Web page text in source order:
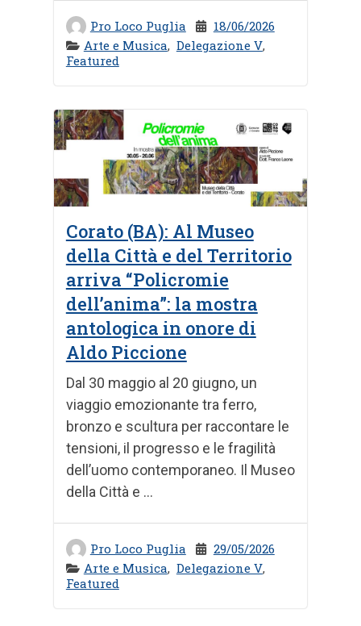
Pro Loco Puglia
18/06/2026
Arte e Musica, Delegazione V,
Featured
Corato (BA): Al Museo
della Città e del Territorio
arriva “Policromie
dell’anima”: la mostra
antologica in onore di
Aldo Piccione
Pro Loco Puglia
29/05/2026
Arte e Musica, Delegazione V,
Featured
Dal 30 maggio al 20 giugno, un
viaggio emozionante tra ferro,
bronzo e scultura per raccontare le
tensioni, il progresso e le fragilità
dell’uomo contemporaneo. Il Museo
della Città e ...